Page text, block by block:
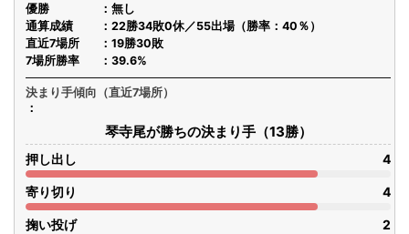
優勝
無し
通算成績
22勝34敗0休／55出場（勝率：40％）
直近7場所
19勝30敗
7場所勝率
39.6%
決まり手傾向（直近7場所）
琴寺尾が勝ちの決まり手（13勝）
押し出し 4
寄り切り 4
掬い投げ 2